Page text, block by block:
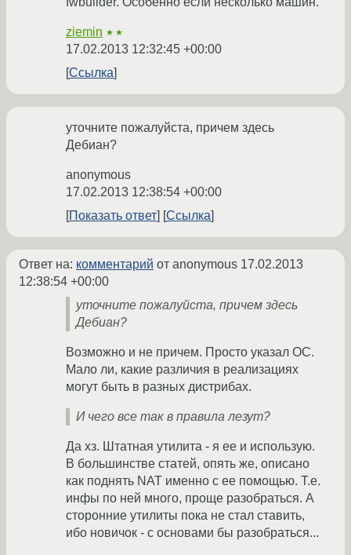
ziemin ★★
17.02.2013 12:32:45 +00:00
Ссылка
уточните пожалуйста, причем здесь
Дебиан?
anonymous
17.02.2013 12:38:54 +00:00
Показать ответ
Ссылка
Ответ на: комментарий от anonymous 17.02.2013
12:38:54 +00:00
уточните пожалуйста, причем здесь
Дебиан?
Возможно и не причем. Просто указал ОС.
Мало ли, какие различия в реализациях
могут быть в разных дистрибах.
И чего все так в правила лезут?
Да хз. Штатная утилита - я ее и использую.
В большинстве статей, опять же, описано
как поднять NAT именно с ее помощью. Т.е.
инфы по ней много, проще разобраться. А
сторонние утилиты пока не стал ставить,
ибо новичок - с основами бы разобраться...